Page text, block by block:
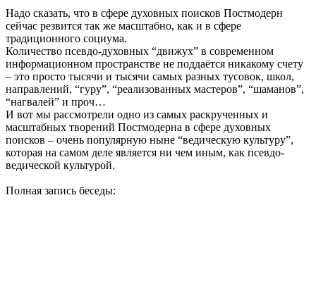
Надо сказать, что в сфере духовных поисков Постмодерн
сейчас резвится так же масштабно, как и в сфере
традиционного социума.
Количество псевдо-духовных “движух” в современном
информационном пространстве не поддаётся никакому счету
– это просто тысячи и тысячи самых разных тусовок, школ,
направлений, “гуру”, “реализованных мастеров”, “шаманов”,
“нагвалей” и проч…
И вот мы рассмотрели одно из самых раскрученных и
масштабных творений Постмодерна в сфере духовных
поисков – очень популярную ныне “ведическую культуру”,
которая на самом деле является ни чем иным, как псевдо-
ведической культурой.
Полная запись беседы: